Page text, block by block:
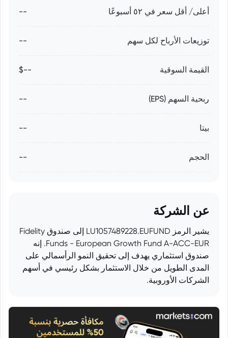
أعلى/ أقل سعر في ٥٢ أسبوعًا --
توزيعات الأرباح لكل سهم --
القيمة السوقية --$
ربحية السهم (EPS) --
بيتا --
الحجم --
عن الشركة
يشير الرمز LU1057489228.EUFUND إلى صندوق Fidelity
Funds - European Growth Fund A-ACC-EUR. إنه
صندوق استثماري يهدف إلى تحقيق النمو الرأسمالي على
المدى الطويل من خلال الاستثمار بشكل رئيسي في أسهم
الشركات الأوروبية.